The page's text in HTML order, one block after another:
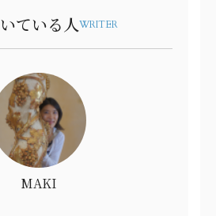
ている人WRITER
MAKI